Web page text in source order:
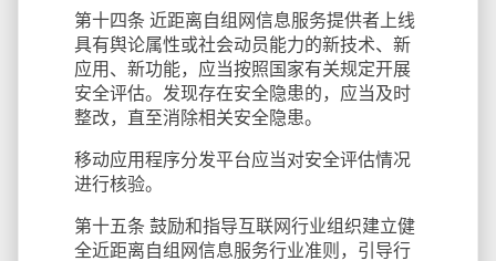
第十四条 近距离自组网信息服务提供者上线
具有舆论属性或社会动员能力的新技术、新
应用、新功能，应当按照国家有关规定开展
安全评估。发现存在安全隐患的，应当及时
整改，直至消除相关安全隐患。
移动应用程序分发平台应当对安全评估情况
进行核验。
第十五条 鼓励和指导互联网行业组织建立健
全近距离自组网信息服务行业准则，引导行